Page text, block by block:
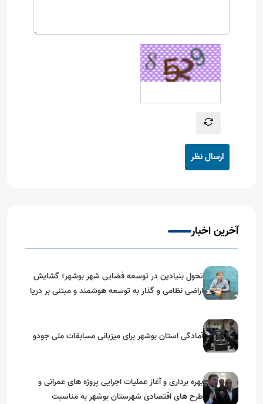
ارسال نظر
آخرین اخبار
تحول بنیادین در توسعه فضایی شهر بوشهر؛ گشایش
اراضی نظامی و گذار به توسعه هوشمند و مبتنی بر دریا
آمادگی استان بوشهر برای میزبانی مسابقات ملی جودو
بهره برداری و آغاز عملیات اجرایی پروژه های عمرانی و
طرح های اقتصادی شهرستان بوشهر به مناسبت